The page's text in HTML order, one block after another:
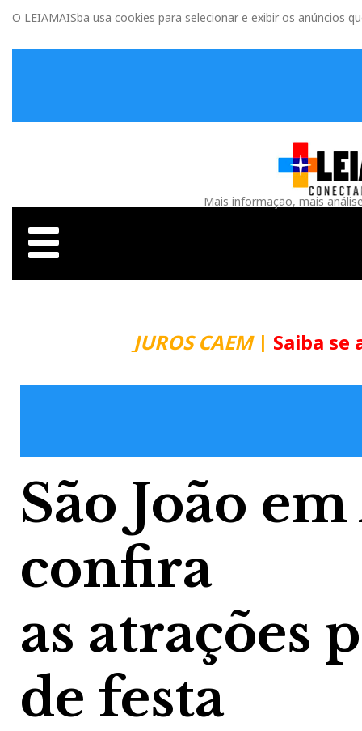
O LEIAMAISba usa cookies para selecionar e exibir os anúncios
Mais informação, mais
JUROS CAEM| Saiba se
São João
confira
as atrações
de festa